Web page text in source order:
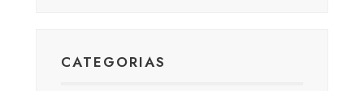
CATEGORIAS